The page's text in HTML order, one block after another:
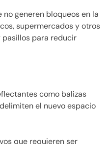
generen bloqueos en la
supermercados y otros
pasillos para reducir
como balizas
el nuevo espacio
que requieren ser